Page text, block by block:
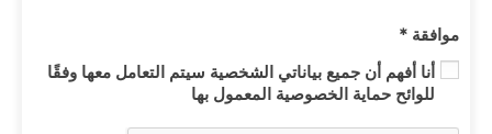
موافقة*
أنا أفهم أن جميع بياناتي الشخصية سيتم التعامل معها وفقًا
للوائح حماية الخصوصية المعمول بها